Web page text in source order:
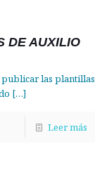
DE AUXILIO
publicar las plantillas
[…]
Leer más